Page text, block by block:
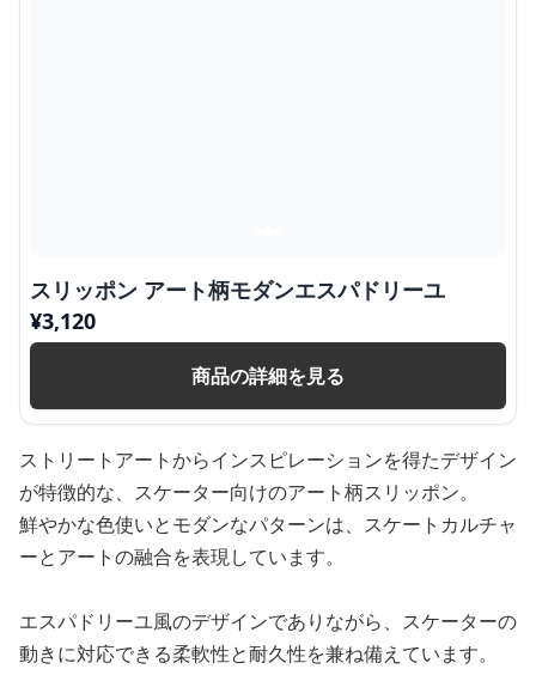
スリッポン アート柄モダンエスパドリーユ
¥3,120
商品の詳細を見る
ストリートアートからインスピレーションを得たデザイン
が特徴的な、スケーター向けのアート柄スリッポン。
鮮やかな色使いとモダンなパターンは、スケートカルチャ
ーとアートの融合を表現しています。
エスパドリーユ風のデザインでありながら、スケーターの
動きに対応できる柔軟性と耐久性を兼ね備えています。